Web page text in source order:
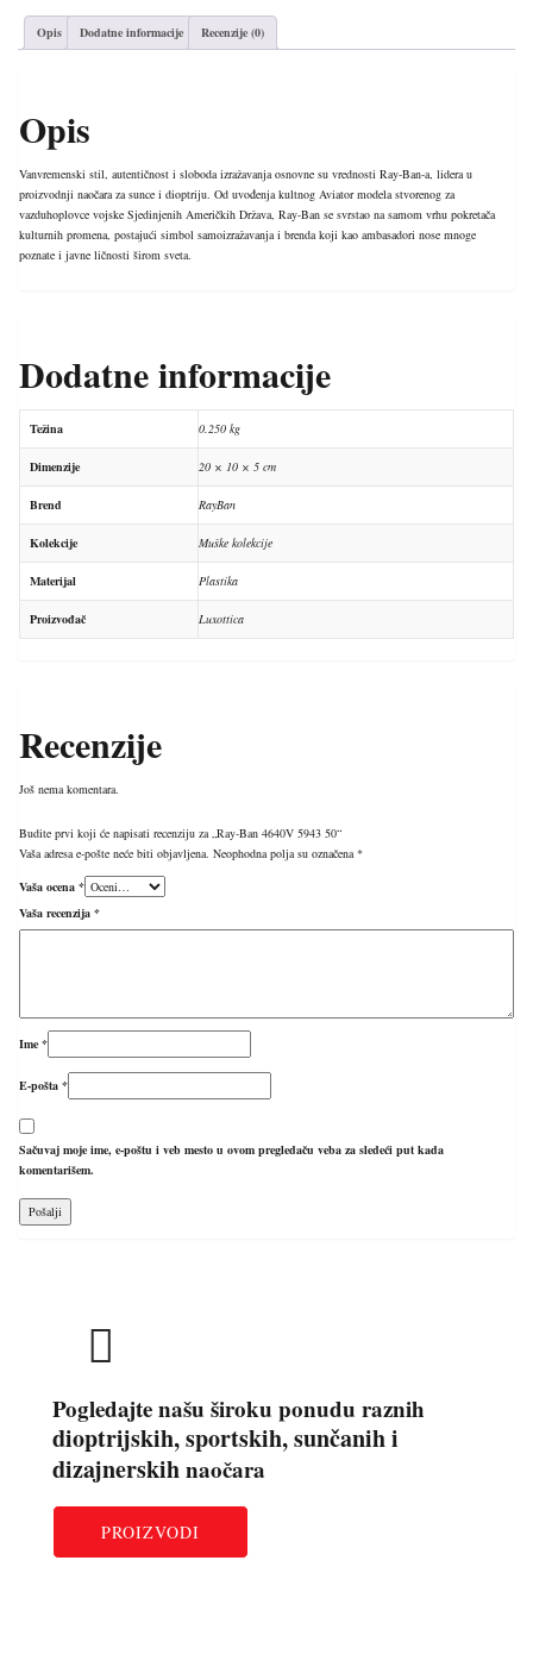
Opis Dodatne informacije Recenzije (0)
Opis
Vanvremenski stil, autentičnost i sloboda izražavanja osnovne su vrednosti Ray-Ban-a, lidera u
proizvodnji naočara za sunce i dioptriju. Od uvođenja kultnog Aviator modela stvorenog za
vazduhoplovce vojske Sjedinjenih Američkih Država, Ray-Ban se svrstao na samom vrhu pokretača
kulturnih promena, postajući simbol samoizražavanja i brenda koji kao ambasadori nose mnoge
poznate i javne ličnosti širom sveta.
Dodatne informacije
Težina 0.250 kg
Dimenzije 20 × 10 × 5 cm
Brend RayBan
Kolekcije Muške kolekcije
Materijal Plastika
Proizvođač Luxottica
Recenzije
Još nema komentara.
Budite prvi koji će napisati recenziju za „Ray-Ban 4640V 5943 50“
Vaša adresa e-pošte neće biti objavljena. Neophodna polja su označena *
Vaša ocena *
Vaša recenzija *
Ime *
E-pošta *
Sačuvaj moje ime, e-poštu i veb mesto u ovom pregledaču veba za sledeći put kada
komentarišem.
Pogledajte našu široku ponudu raznih
dioptrijskih, sportskih, sunčanih i
dizajnerskihnaočara
PROIZVODI